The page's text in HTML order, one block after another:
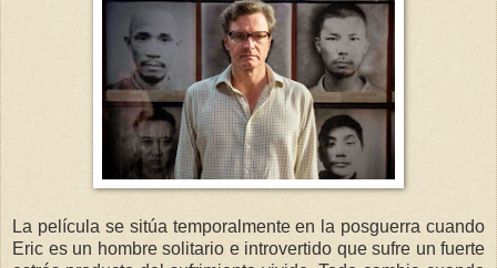
La película se sitúa temporalmente en la posguerra cuando
Eric es un hombre solitario e introvertido que sufre un fuerte